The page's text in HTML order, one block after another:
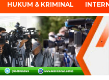
HUKUM & KRIMINAL